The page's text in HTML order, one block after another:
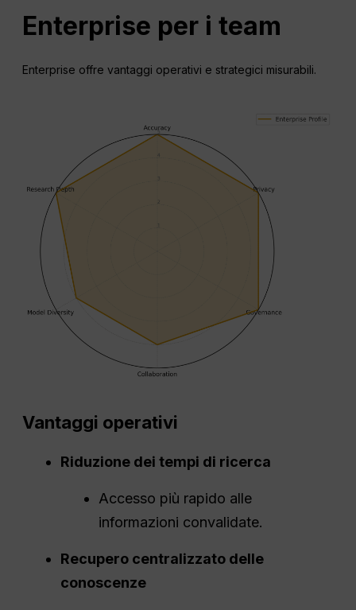
Enterprise per i team
Enterprise offre vantaggi operativi e strategici misurabili.
Vantaggi operativi
Riduzione dei tempi di ricerca
Accesso più rapido alle
informazioni convalidate.
Recupero centralizzato delle
conoscenze